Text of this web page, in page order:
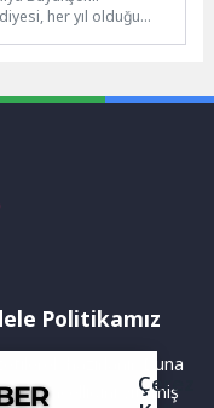
her yıl olduğu
Politikamız
hazırlanır. Buna
güncelliğini yitirmiş
Çerez